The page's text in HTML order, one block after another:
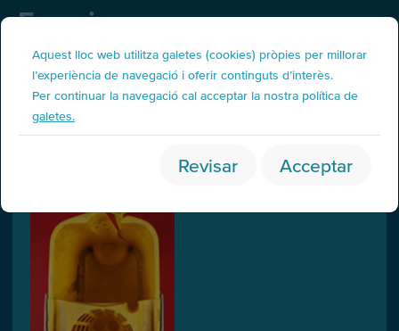
Fraccions
Deixalleria / Punt verd
Galleda
Aquest lloc web utilitza galetes (cookies) pròpies per millorar
l’experiència de navegació i oferir continguts d’interès.
Per continuar la navegació cal acceptar la nostra política de
galetes.
Revisar Acceptar